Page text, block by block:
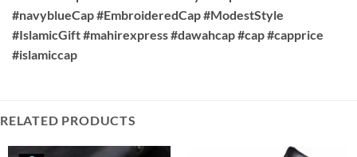
#navyblueCap #EmbroideredCap #ModestStyle
#IslamicGift #mahirexpress #dawahcap #cap #capprice
#islamiccap
RELATED PRODUCTS